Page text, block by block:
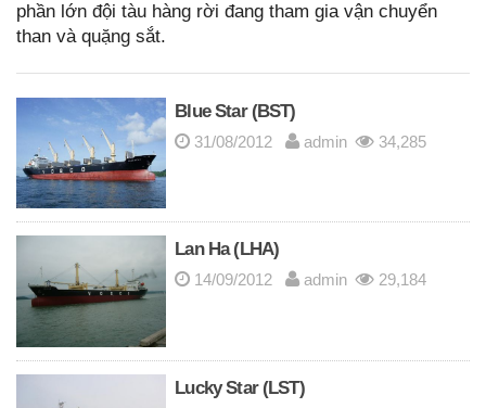
phần lớn đội tàu hàng rời đang tham gia vận chuyển
than và quặng sắt.
Blue Star (BST)
31/08/2012 admin 34,285
Lan Ha (LHA)
14/09/2012 admin 29,184
Lucky Star (LST)